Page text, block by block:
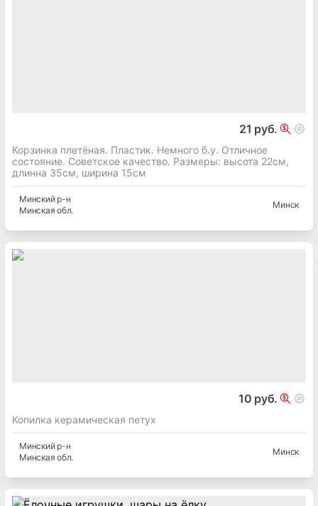
21 руб.
Корзинка плетёная. Пластик. Немного б.у. Отличное
состояние. Советское качество. Размеры: высота 22см,
длинна 35см, ширина 15см
Минскийр-н
Минская обл.
Минск
10 руб.
Копилка керамическая петух
Минскийр-н
Минская обл.
Минск